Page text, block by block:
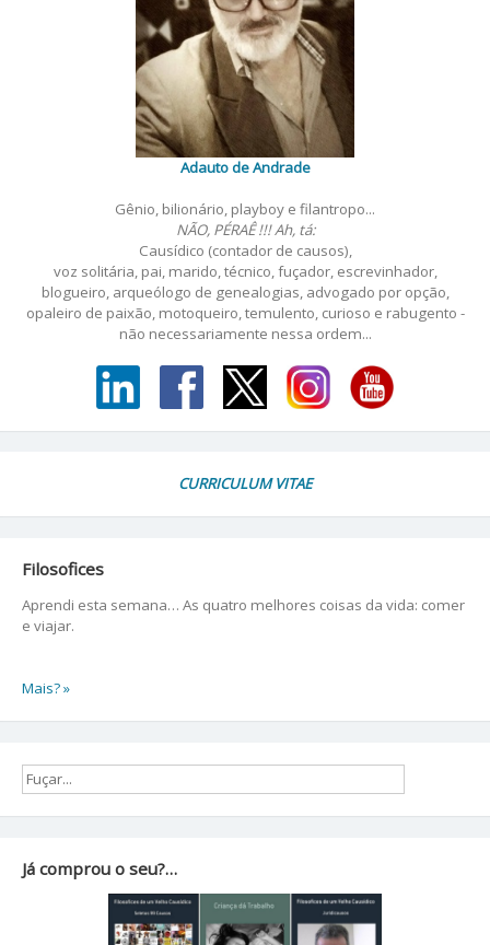
Adauto de Andrade
Gênio, bilionário, playboy e filantropo...
NÃO, PÉRAÊ !!! Ah, tá:
Causídico (contador de causos),
voz solitária, pai, marido, técnico, fuçador, escrevinhador,
blogueiro, arqueólogo de genealogias, advogado por opção,
opaleiro de paixão, motoqueiro, temulento, curioso e rabugento -
não necessariamente nessa ordem...
CURRICULUM VITAE
Filosofices
Aprendi esta semana… As quatro melhores coisas da vida: comer
e viajar.
Mais? »
Já comprou o seu?…